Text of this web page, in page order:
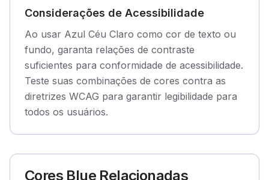
Considerações de Acessibilidade
Ao usar Azul Céu Claro como cor de texto ou
fundo, garanta relações de contraste
suficientes para conformidade de acessibilidade.
Teste suas combinações de cores contra as
diretrizes WCAG para garantir legibilidade para
todos os usuários.
Cores Blue Relacionadas